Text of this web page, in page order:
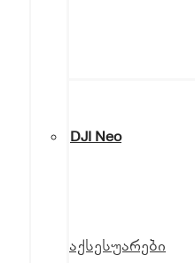
DJI Neo
აქსესუარები